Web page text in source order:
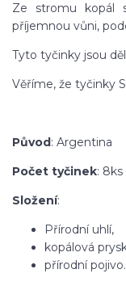
Ze stromu kopál
příjemnou vůni,
Tyto tyčinky jsou
Věříme, že tyčinky
Původ: Argentina
Počet tyčinek: 8ks
Složení:
Přírodní uhlí,
kopálová
přírodní pojivo.